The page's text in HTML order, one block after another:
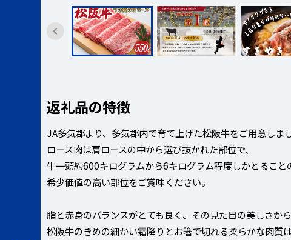
返礼品の特徴
JA多気郡より、多気郡内で育て上げた松阪牛をご用意しまし
ロース肉は肩ロースの中から選び抜かれた部位で、
牛一頭約600キログラムから6キログラム程度しかとること
希少価値の高い部位をご賞味ください。
脂と赤身のバランスがとても良く、その見た目の美しさか
松阪牛のきめの細かい霜降りとお箸で切れる柔らかな肉質は